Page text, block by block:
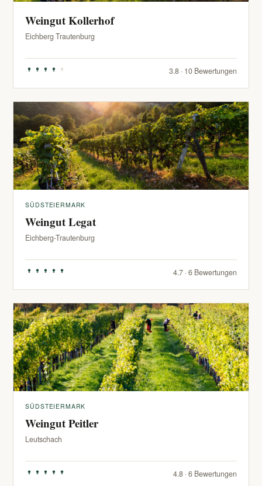
Weingut Kollerhof
Eichberg Trautenburg
3.8 · 10 Bewertungen
SÜDSTEIERMARK
Weingut Legat
Eichberg-Trautenburg
4.7 · 6 Bewertungen
SÜDSTEIERMARK
Weingut Peitler
Leutschach
4.8 · 6 Bewertungen